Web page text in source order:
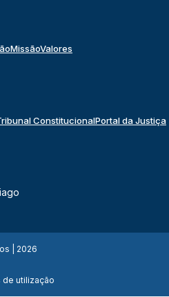
MissãoValores
ConstitucionalPortal da Justiça
| 2026
de utilização